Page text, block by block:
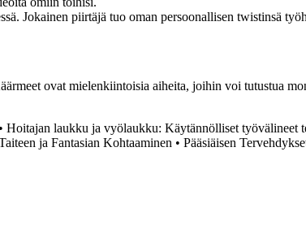
Jokainen piirtäjä tuo oman persoonallisen twistinsä
ovat mielenkiintoisia aiheita, joihin voi tutustua
• Hoitajan laukku ja vyölaukku: Käytännölliset työvälineet
ja Fantasian Kohtaaminen • Pääsiäisen